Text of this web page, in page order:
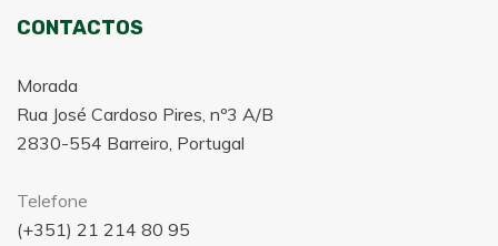
CONTACTOS
Morada
Rua José Cardoso Pires, nº3 A/B
2830-554 Barreiro, Portugal
Telefone
(+351) 21 214 80 95